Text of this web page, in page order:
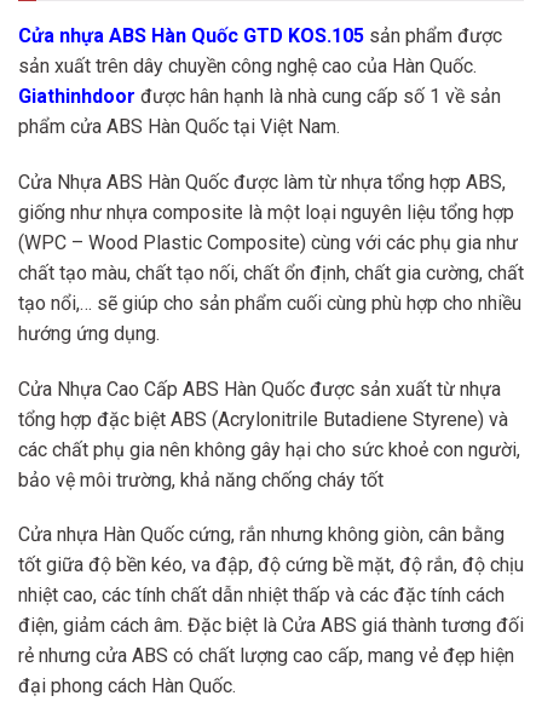
Cửa nhựa ABS Hàn Quốc GTD KOS.105 sản phẩm được
sản xuất trên dây chuyền công nghệ cao của Hàn Quốc.
Giathinhdoor được hân hạnh là nhà cung cấp số 1 về sản
phẩm cửa ABS Hàn Quốc tại Việt Nam.
Cửa Nhựa ABS Hàn Quốc được làm từ nhựa tổng hợp ABS,
giống như nhựa composite là một loại nguyên liệu tổng hợp
(WPC – Wood Plastic Composite) cùng với các phụ gia như
chất tạo màu, chất tạo nối, chất ổn định, chất gia cường, chất
tạo nổi,… sẽ giúp cho sản phẩm cuối cùng phù hợp cho nhiều
hướng ứng dụng.
Cửa Nhựa Cao Cấp ABS Hàn Quốc được sản xuất từ nhựa
tổng hợp đặc biệt ABS (Acrylonitrile Butadiene Styrene) và
các chất phụ gia nên không gây hại cho sức khoẻ con người,
bảo vệ môi trường, khả năng chống cháy tốt
Cửa nhựa Hàn Quốc cứng, rắn nhưng không giòn, cân bằng
tốt giữa độ bền kéo, va đập, độ cứng bề mặt, độ rắn, độ chịu
nhiệt cao, các tính chất dẫn nhiệt thấp và các đặc tính cách
điện, giảm cách âm. Đặc biệt là Cửa ABS giá thành tương đối
rẻ nhưng cửa ABS có chất lượng cao cấp, mang vẻ đẹp hiện
đại phong cách Hàn Quốc.